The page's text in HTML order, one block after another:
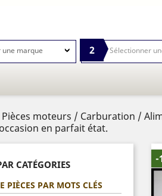
2
moteurs / Carburation /
en parfait état.
CATÉGORIES
PIÈCES PAR MOTS CLÉS
-